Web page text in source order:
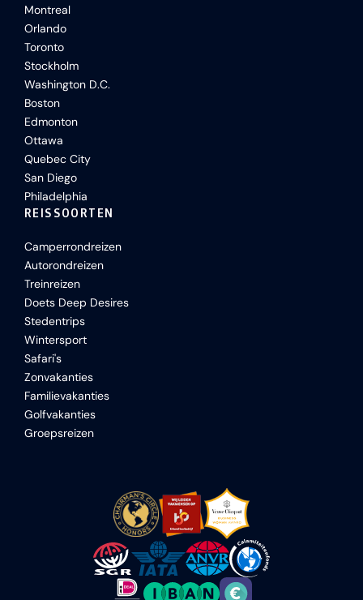
Montreal
Orlando
Toronto
Stockholm
Washington D.C.
Boston
Edmonton
Ottawa
Quebec City
San Diego
Philadelphia
REISSOORTEN
Camperrondreizen
Autorondreizen
Treinreizen
Doets Deep Desires
Stedentrips
Wintersport
Safari's
Zonvakanties
Familievakanties
Golfvakanties
Groepsreizen